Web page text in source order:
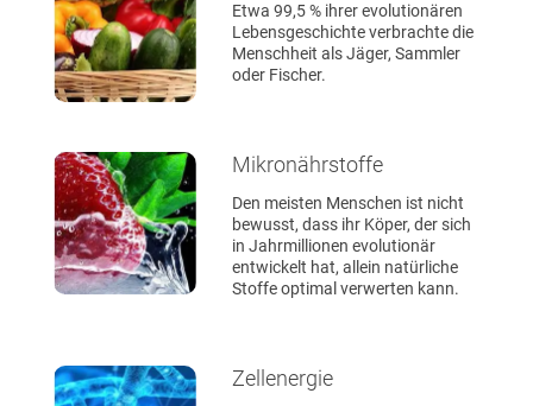
Etwa 99,5 % ihrer evolutionären
Lebensgeschichte verbrachte die
Menschheit als Jäger, Sammler
oder Fischer.
Mikronährstoffe
Den meisten Menschen ist nicht
bewusst, dass ihr Köper, der sich
in Jahrmillionen evolutionär
entwickelt hat, allein natürliche
Stoffe optimal verwerten kann.
Zellenergie